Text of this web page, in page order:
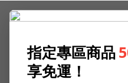
指定專區商品
享免運！